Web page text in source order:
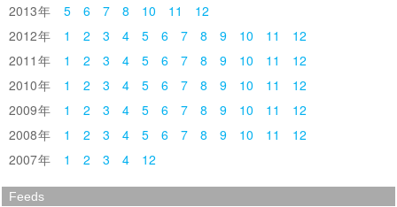
2013
5 6 7 8 10 11
12
2012
1 2 3 4 5 6 7 8 9 10 11
12
2011
1 2 3 4 5 6 7 8 9 10 11
12
2010
1 2 3 4 5 6 7 8 9 10 11
12
2009
1 2 3 4 5 6 7 8 9 10 11
12
2008
1 2 3 4 5 6 7 8 9 10 11
12
2007
1 2 3 4 12
Feeds